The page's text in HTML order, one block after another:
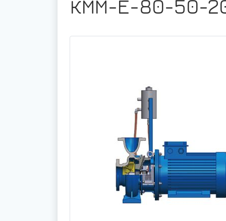
КММ-Е-80-50-